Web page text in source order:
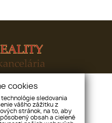
Karadžičova 51, 81107,
časť Staré Mesto
cookies
sledovania
vášho zážitku z
stránok, na to, aby
obsah a cielené